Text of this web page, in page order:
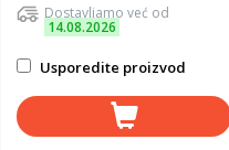
Dostavljamo već od
14.08.2026
Usporedite proizvod